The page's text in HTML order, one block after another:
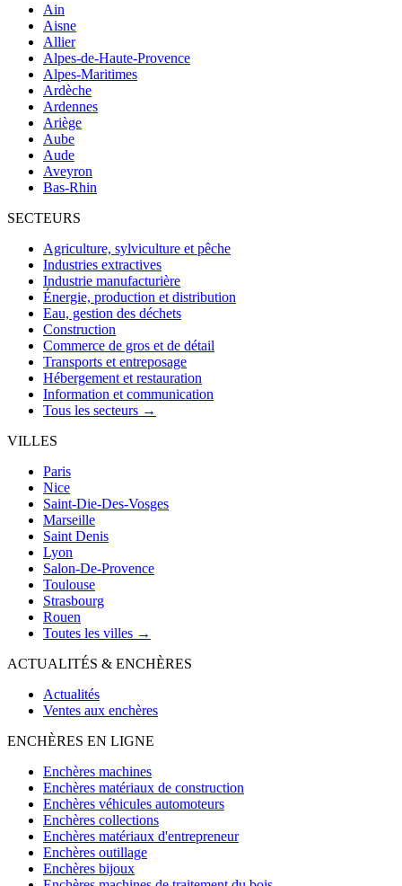
Ain
Aisne
Allier
Alpes-de-Haute-Provence
Alpes-Maritimes
Ardèche
Ardennes
Ariège
Aube
Aude
Aveyron
Bas-Rhin
SECTEURS
Agriculture, sylviculture et pêche
Industries extractives
Industrie manufacturière
Énergie, production et distribution
Eau, gestion des déchets
Construction
Commerce de gros et de détail
Transports et entreposage
Hébergement et restauration
Information et communication
Tous les secteurs →
VILLES
Paris
Nice
Saint-Die-Des-Vosges
Marseille
Saint Denis
Lyon
Salon-De-Provence
Toulouse
Strasbourg
Rouen
Toutes les villes →
ACTUALITÉS & ENCHÈRES
Actualités
Ventes aux enchères
ENCHÈRES EN LIGNE
Enchères machines
Enchères matériaux de construction
Enchères véhicules automoteurs
Enchères collections
Enchères matériaux d'entrepreneur
Enchères outillage
Enchères bijoux